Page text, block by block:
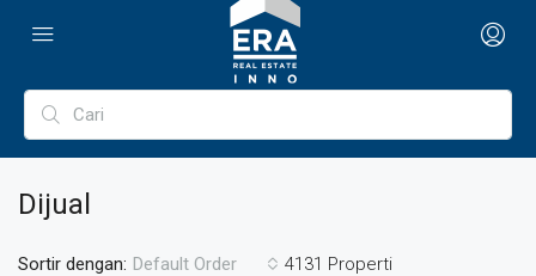
Dijual
4131 Properti
Sortir dengan: Default Order